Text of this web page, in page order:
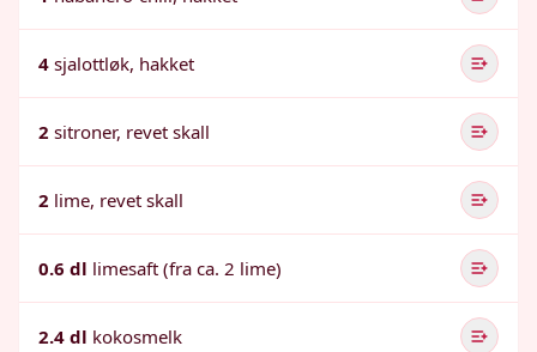
4 sjalottløk, hakket
2 sitroner, revet skall
2 lime, revet skall
0.6 dl limesaft (fra ca. 2 lime)
2.4 dl kokosmelk